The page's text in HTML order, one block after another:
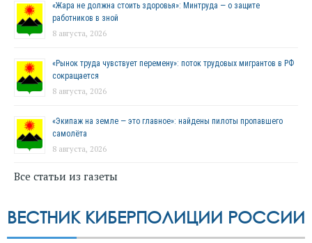
«Жара не должна стоить здоровья»: Минтруда — о защите
работников в зной
8 августа, 2026
«Рынок труда чувствует перемену»: поток трудовых мигрантов в РФ
сокращается
8 августа, 2026
«Экипаж на земле — это главное»: найдены пилоты пропавшего
самолёта
8 августа, 2026
Все статьи из газеты
ВЕСТНИК КИБЕРПОЛИЦИИ РОССИИ